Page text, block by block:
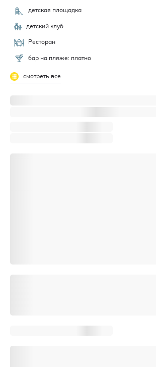
детская площадка
детский клуб
Ресторан
бар на пляже: платно
смотреть все